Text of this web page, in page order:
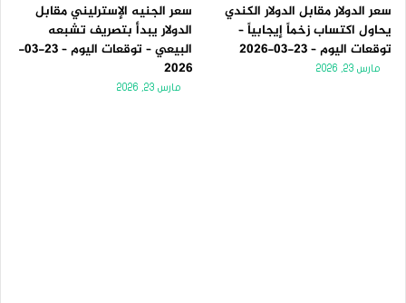
سعر الدولار مقابل الدولار الكندي
يحاول اكتساب زخماً إيجابياً –
توقعات اليوم – 23-03-2026
مارس 23, 2026
سعر الجنيه الإسترليني مقابل
الدولار يبدأ بتصريف تشبعه
البيعي – توقعات اليوم – 23-03-
2026
مارس 23, 2026